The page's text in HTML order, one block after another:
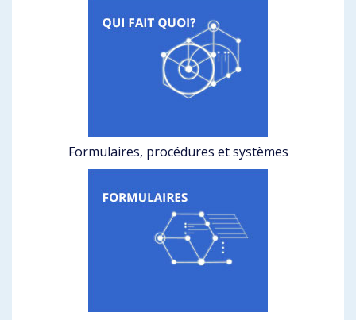
Formulaires, procédures et systèmes